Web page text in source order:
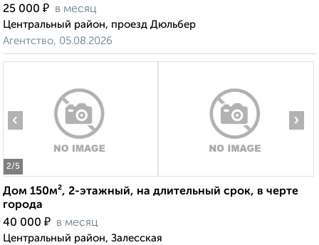
25 000 ₽ в месяц
Центральный район, проезд Дюльбер
Агентство, 05.08.2026
2/5
‹ ›
Дом 150м², 2-этажный, на длительный срок, в черте
города
40 000 ₽ в месяц
Центральный район, Залесская